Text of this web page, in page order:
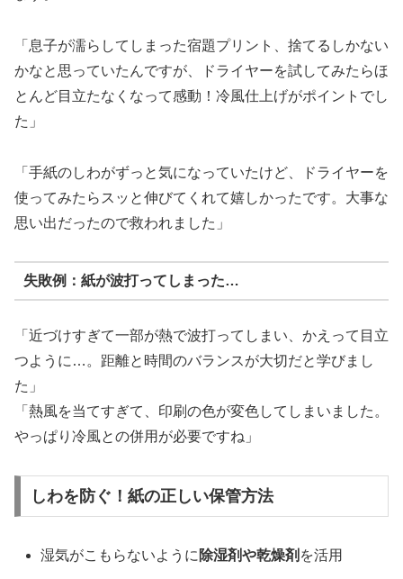
「息子が濡らしてしまった宿題プリント、捨てるしかない
かなと思っていたんですが、ドライヤーを試してみたらほ
とんど目立たなくなって感動！冷風仕上げがポイントでし
た」
「手紙のしわがずっと気になっていたけど、ドライヤーを
使ってみたらスッと伸びてくれて嬉しかったです。大事な
思い出だったので救われました」
失敗例：紙が波打ってしまった…
「近づけすぎて一部が熱で波打ってしまい、かえって目立
つように…。距離と時間のバランスが大切だと学びまし
た」
「熱風を当てすぎて、印刷の色が変色してしまいました。
やっぱり冷風との併用が必要ですね」
しわを防ぐ！紙の正しい保管方法
湿気がこもらないように 除湿剤や乾燥剤 を活用